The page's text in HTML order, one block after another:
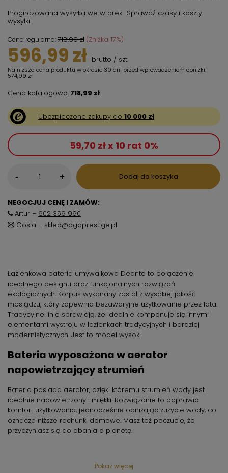
Prognozowana wysyłka we wtorek Sprawdź czasy i koszty
wysyłki
Cena regularna:718,99 zł (Zniżka 17%)
596,99 zł brutto / szt.
Najniższa cena produktu w okresie 30 dni przed wprowadzeniem obniżki:
574,99 zł
Cena katalogowa: 718,99 zł
Ubezpieczone zakupy do 10 000 zł
59,70 zł x 10 rat 0%
- + Dodaj do koszyka
NEGOCJUJ CENĘ I ZAMÓW:
Artur – 602 356 960
Gosia – sklep@agdprestige.pl
Łazienkowa bateria umywalkowa Deante to połączenie
idealnego designu oraz funkcjonalnych rozwiązań
ekologicznych. Korpus wykonany został z wysokiej jakość
mosiądzu, który zapewnia bezawaryjne użytkowanie przez lata.
Tradycyjne linie sprawiają, że idealnie komponuje się innymi
elementami wystroju w łazienkach tradycyjnych i bardziej
modernistycznych. Jest to model wysoki.
Bateria wyposażona w aerator
napowietrzający strumień
Bateria posiada aerator, dzięki któremu strumień wody jest
idealnie napowietrzony i miękki. Rozwiązanie to poprawia
komfort użytkowania, jednocześnie obniżając zużycie wody, co
oznacza niższe rachunki domowe. Masz też poczucie, że
przyczyniasz się do dbania o planetę.
strumieniem wodyPokaż więcej